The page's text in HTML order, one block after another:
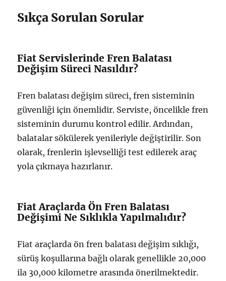
Sıkça Sorulan Sorular
Fiat Servislerinde Fren Balatası
Değişim Süreci Nasıldır?
Fren balatası değişim süreci, fren sisteminin
güvenliği için önemlidir. Serviste, öncelikle fren
sisteminin durumu kontrol edilir. Ardından,
balatalar sökülerek yenileriyle değiştirilir. Son
olarak, frenlerin işlevselliği test edilerek araç
yola çıkmaya hazırlanır.
Fiat Araçlarda Ön Fren Balatası
Değişimi Ne Sıklıkla Yapılmalıdır?
Fiat araçlarda ön fren balatası değişim sıklığı,
sürüş koşullarına bağlı olarak genellikle 20,000
ila 30,000 kilometre arasında önerilmektedir.